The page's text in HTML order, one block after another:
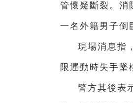
管懷疑斷裂。消
一名外籍男子倒
現場消息指
限運動時失手墜
警方其後表